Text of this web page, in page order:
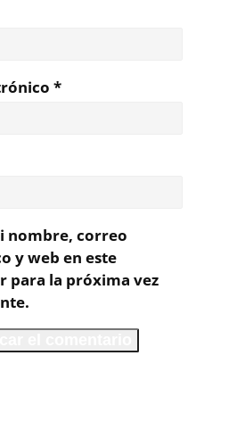
*
nombre, correo
y web en este
para la próxima vez